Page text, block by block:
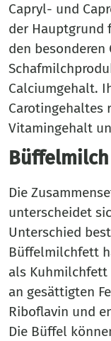
Capryl- und
der Hauptgrund
den besonderen
Calciumgehalt.
Carotingehaltes
Vitamingehalt
Büffelmilch
Die
unterscheidet
Unterschied
Büffelmilchfett
als Kuhmilchfett
an gesättigten
Riboflavin und
Die Büffel